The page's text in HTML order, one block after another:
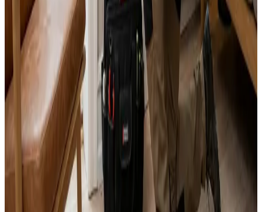
Landsdækkende service
Bestil uforpligtende rådgivning Ring 70 60 30 04